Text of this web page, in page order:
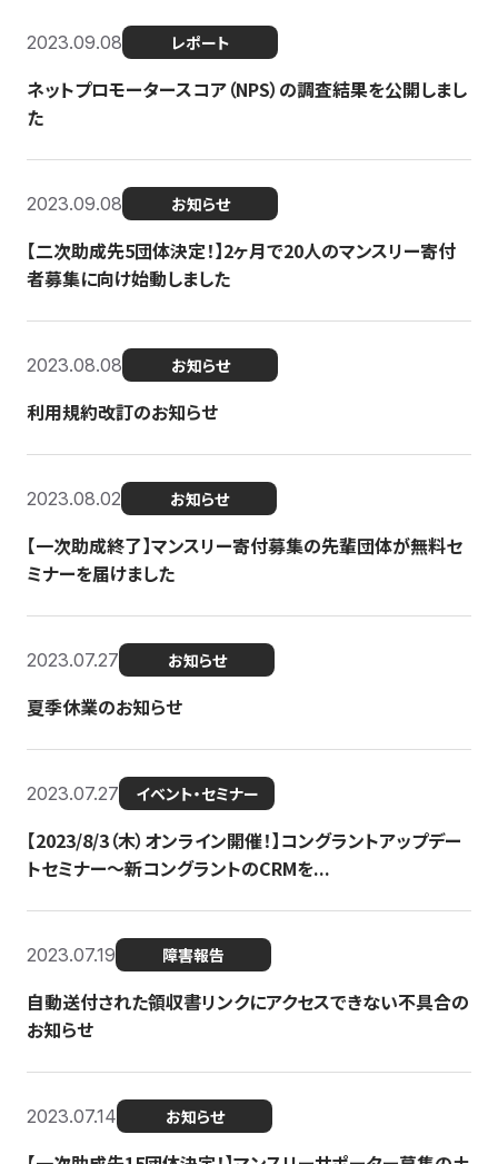
2023.09.08 レポート
ネットプロモータースコア（NPS）の調査結果を公開しまし
た
2023.09.08 お知らせ
【二次助成先5団体決定！】2ヶ月で20人のマンスリー寄付
者募集に向け始動しました
2023.08.08 お知らせ
利用規約改訂のお知らせ
2023.08.02 お知らせ
【一次助成終了】マンスリー寄付募集の先輩団体が無料セ
ミナーを届けました
2023.07.27 お知らせ
夏季休業のお知らせ
2023.07.27 イベント・セミナー
【2023/8/3（木）オンライン開催！】コングラントアップデー
トセミナー〜新コングラントのCRMを...
2023.07.19 障害報告
自動送付された領収書リンクにアクセスできない不具合の
お知らせ
2023.07.14 お知らせ